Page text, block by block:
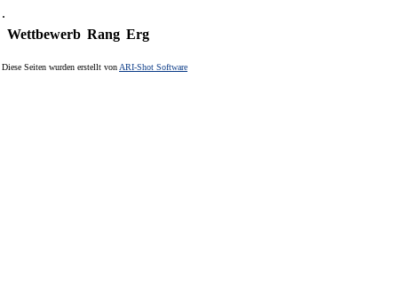
.
Wettbewerb Rang Erg
Diese Seiten wurden erstellt von ARI-Shot Software